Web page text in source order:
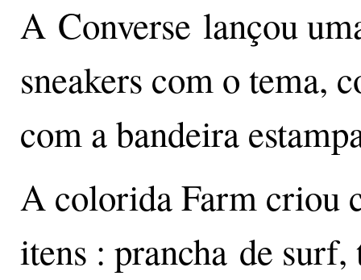
A Converse lançou
sneakers com o tema,
com a bandeira
A colorida Farm criou
itens : prancha de